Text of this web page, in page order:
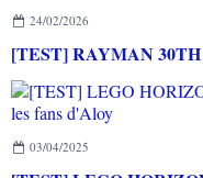
24/02/2026
03/04/2025